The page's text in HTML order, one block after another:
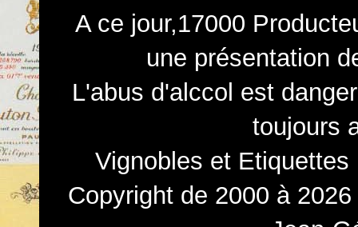
A ce jour,17000
une présentation
L'abus d'alccol est
toujours
Vignobles et
Copyright de 2000 à